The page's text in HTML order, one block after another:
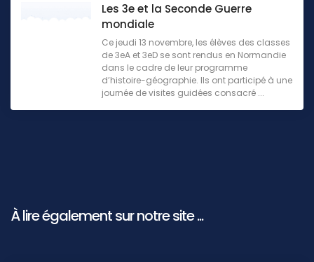
Les 3e et la Seconde Guerre
mondiale
Ce jeudi 13 novembre, les élèves des classes
de 3eA et 3eD se sont rendus en Normandie
dans le cadre de leur programme
d’histoire-géographie. Ils ont participé à une
journée de visites guidées consacré ...
À lire également sur notre site ...